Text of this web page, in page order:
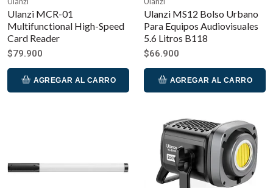
Ulanzi MCR-01
Multifunctional High-Speed
Card Reader
$79.900
AGREGAR AL CARRO
Ulanzi MS12 Bolso Urbano
Para Equipos Audiovisuales
5.6 Litros B118
$66.900
AGREGAR AL CARRO